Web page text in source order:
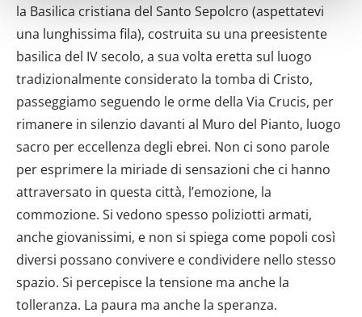
Identificare il tuo dispositivo, scansionandolo
attivamente alla ricerca di caratteristiche specifiche
(impronte digitali).
Approfondisci come vengono elaborati i tuoi dati personali
e imposta le tue preferenze nellasezione dettagli. Puoi
modificare o ritirare il tuo consenso in qualsiasi momento
dalla Dichiarazione sui cookie.
Utilizziamo i cookie per personalizzare contenuti ed
annunci, per fornire funzionalità dei social media e per
analizzare il nostro traffico. Condividiamo inoltre
informazioni sul modo in cui utilizzi il nostro sito con i
nostri partner che si occupano di analisi dei dati web,
pubblicità e social media, i quali potrebbero combinarle
con altre informazioni che hai fornito loro o che hanno
raccolto dal tuo utilizzo dei loro servizi.
la Basilica cristiana del Santo Sepolcro (aspettatevi
una lunghissima fila), costruita su una preesistente
basilica del IV secolo, a sua volta eretta sul luogo
tradizionalmente considerato la tomba di Cristo,
passeggiamo seguendo le orme della Via Crucis, per
rimanere in silenzio davanti al Muro del Pianto, luogo
sacro per eccellenza degli ebrei. Non ci sono parole
per esprimere la miriade di sensazioni che ci hanno
attraversato in questa città, l’emozione, la
commozione. Si vedono spesso poliziotti armati,
anche giovanissimi, e non si spiega come popoli così
diversi possano convivere e condividere nello stesso
spazio. Si percepisce la tensione ma anche la
tolleranza. La paura ma anche la speranza.